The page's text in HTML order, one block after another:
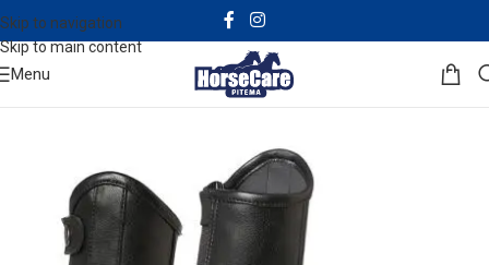
Skip to navigation
Skip to main content
Menu